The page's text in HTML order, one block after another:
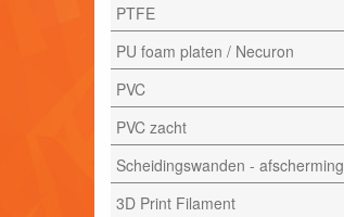
PTFE
PU foam platen / Necuron
PVC
PVC zacht
Scheidingswanden - afscherming
3D Print Filament